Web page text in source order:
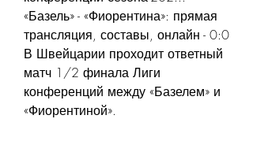
«Базель» - «Фиорентина»: прямая
трансляция, составы, онлайн - 0:0
В Швейцарии проходит ответный
матч 1/2 финала Лиги
конференций между «Базелем» и
«Фиорентиной».